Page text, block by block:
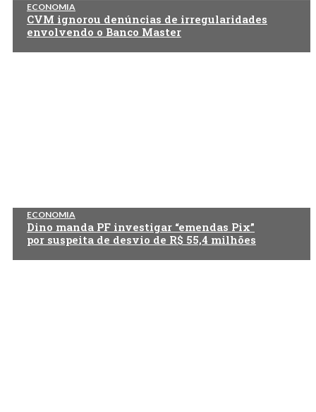
ECONOMIA
CVM ignorou denúncias de irregularidades
envolvendo o Banco Master
ECONOMIA
Dino manda PF investigar “emendas Pix”
por suspeita de desvio de R$ 55,4 milhões